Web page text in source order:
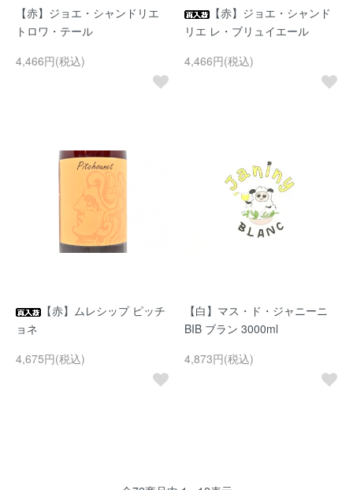
【赤】ジョエ・シャンドリエ
トロワ・テール
4,466円(税込)
【赤】ジョエ・シャンド
リエ レ・ブリュイエール
4,466円(税込)
【赤】ムレシップ ピッチ
ョネ
4,675円(税込)
【白】マス・ド・ジャニーニ
BIB ブラン 3000ml
4,873円(税込)